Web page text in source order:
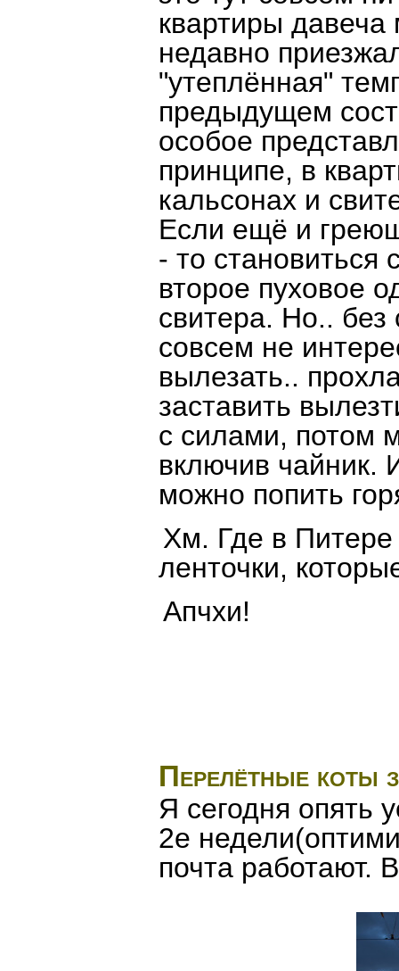
квартиры давеча
недавно
"утеплённая"
предыдущем
особое
принципе, в
кальсонах и
Если ещё и
- то
второе пуховое
свитера. Но.. без
совсем не
вылезать..
заставить
с силами, потом
включив чайник.
можно попить
Хм. Где в Питере
ленточки,
Апчхи!
Перелётные коты
Я сегодня опять
2е
почта работают.